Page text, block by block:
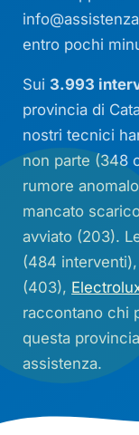
entro pochi
Sui 3.993
provincia di
nostri tecnici
non parte (348
rumore
mancato
avviato (203).
(484 interventi),
(403),
raccontano chi
questa
assistenza.